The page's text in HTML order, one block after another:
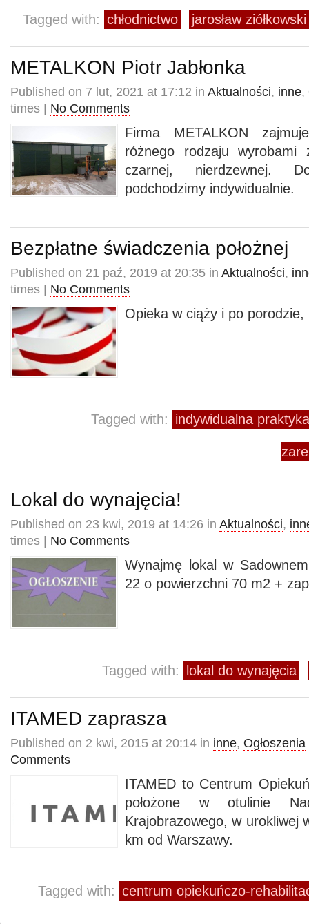
Tagged with: chłodnictwo jarosław ziółkowski
METALKON Piotr Jabłonka
Published on 7 lut, 2021 at 17:12 in Aktualności, inne,
times | No Comments
Firma METALKON
różnego rodzaju wyrobami
czarnej, nierdzewnej.
podchodzimy indywidualnie.
Bezpłatne świadczenia położnej
Published on 21 paź, 2019 at 20:35 in Aktualności,
times | No Comments
Opieka w ciąży i po
Tagged with: indywidualna
Lokal do wynajęcia!
Published on 23 kwi, 2019 at 14:26 in Aktualności,
times | No Comments
Wynajmę lokal w
22 o powierzchni 70 m2 +
Tagged with: lokal do wynajęcia
ITAMED zaprasza
Published on 2 kwi, 2015 at 20:14 in inne, Ogłoszenia
Comments
ITAMED to Centrum
położone w otulinie
Krajobrazowego, w urokliwej
km od Warszawy.
Tagged with: centrum opiekuńczo-